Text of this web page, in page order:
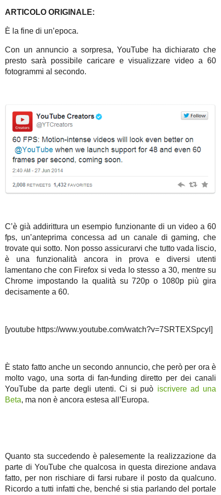
ARTICOLO ORIGINALE:
È la fine di un’epoca.
Con un annuncio a sorpresa, YouTube ha dichiarato che
presto sarà possibile caricare e visualizzare video a 60
fotogrammi al secondo.
C’è già addirittura un esempio funzionante di un video a 60
fps, un’anteprima concessa ad un canale di gaming, che
trovate qui sotto. Non posso assicurarvi che tutto vada liscio,
è una funzionalità ancora in prova e diversi utenti
lamentano che con Firefox si veda lo stesso a 30, mentre su
Chrome impostando la qualità su 720p o 1080p più gira
decisamente a 60.
[youtube https://www.youtube.com/watch?v=7SRTEXSpcyI]
È stato fatto anche un secondo annuncio, che però per ora è
molto vago, una sorta di fan-funding diretto per dei canali
YouTube da parte degli utenti. Ci si può iscrivere ad una
Beta, ma non è ancora estesa all’Europa.
Quanto sta succedendo è palesemente la realizzazione da
parte di YouTube che qualcosa in questa direzione andava
fatto, per non rischiare di farsi rubare il posto da qualcuno.
Ricordo a tutti infatti che, benché si stia parlando del portale